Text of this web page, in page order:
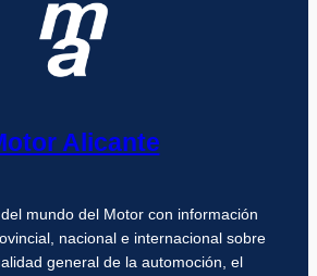
Alicante
mundo del Motor con información
nacional e internacional sobre
general de la automoción, el